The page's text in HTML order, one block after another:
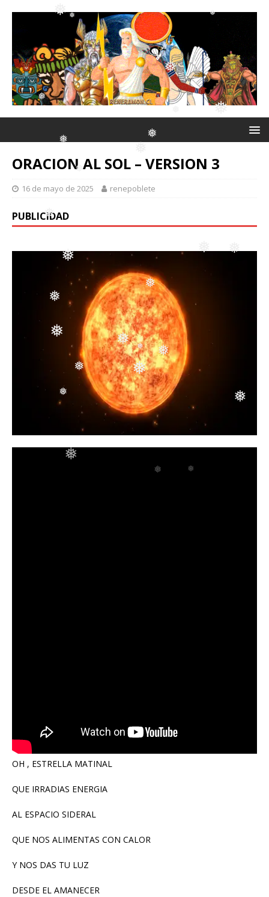
❅
❅
❅
❅
❅
❅
❅
❅
❅
❅
❅
❅
❅
❅
❅ ❅
❅
❅
❅
ORACION AL SOL – VERSION 3
16 de mayo de 2025 renepoblete
PUBLICIDAD
OH , ESTRELLA MATINAL
QUE IRRADIAS ENERGIA
AL ESPACIO SIDERAL
QUE NOS ALIMENTAS CON CALOR
Y NOS DAS TU LUZ
DESDE EL AMANECER